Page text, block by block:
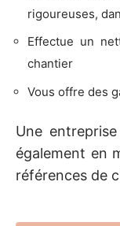
rigoureuses,
Effectue un
chantier
Vous offre des
Une
également en
références de